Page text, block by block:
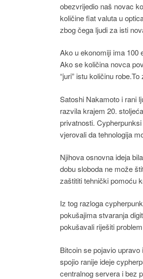
obezvrijedio naš novac
količine fiat valuta u
zbog čega ljudi za isti
Ako u ekonomiji ima 100
Ako se količina novca
“juri” istu količinu
Satoshi Nakamoto i rani
razvila krajem 20.
privatnosti.
vjerovali da tehnologija
Njihova osnovna ideja
dobu sloboda ne može
zaštititi tehnički pomoću
Iz tog razloga
pokušajima stvaranja
pokušavali riješiti
Bitcoin se pojavio
spojio ranije ideje
centralnog servera i bez